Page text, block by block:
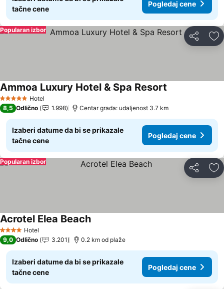
tačne cene
Pogledaj cene
Deli
Popularan izbor
5 ZvezdiceHotel
Ammoa Luxury Hotel & Spa Resort
8,5 Odlično 1.998 Centar grada: udaljenost 3.7 km
Izaberi datume da bi se prikazale
tačne cene
Pogledaj cene
Deli
Popularan izbor
4 ZvezdiceHotel
Acrotel Elea BeachPogledaj cene
9,0 Odlično 3.201 0.2 km od plaže
Izaberi datume da bi se prikazale
tačne cene
Pogledaj cene